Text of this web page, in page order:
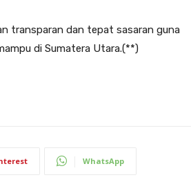
transparan dan tepat sasaran guna
di Sumatera Utara.(**)
WhatsApp